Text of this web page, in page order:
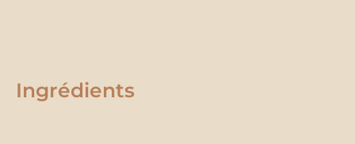
Ingrédients